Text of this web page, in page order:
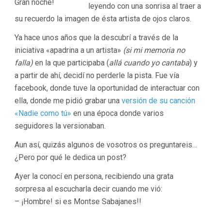
leyendo con una sonrisa al traer a
su recuerdo la imagen de ésta artista de ojos claros.
Ya hace unos años que la descubrí a través de la
iniciativa «apadrina a un artista» (si mi memoria no
falla) en la que participaba (allá cuando yo cantaba) y
a partir de ahí, decidí no perderle la pista. Fue vía
facebook, donde tuve la oportunidad de interactuar con
ella, donde me pidió grabar una versión de su canción
«Nadie como tú» en una época donde varios
seguidores la versionaban.
Aun así, quizás algunos de vosotros os preguntareis…
¿Pero por qué le dedica un post?
Ayer la conocí en persona, recibiendo una grata
sorpresa al escucharla decir cuando me vió:
– ¡Hombre! si es Montse Sabajanes!!